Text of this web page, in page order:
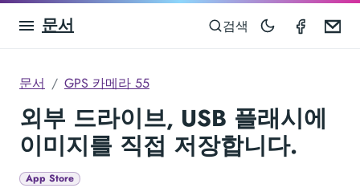
문서 검색 GPS
문서 GPS 카메라 55
외부 드라이브, USB 플래시에
이미지를 직접 저장합니다.
App Store